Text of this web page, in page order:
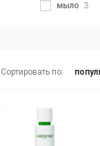
мыло 3
Сортировать по: